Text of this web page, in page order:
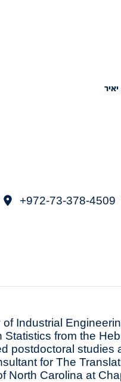
972-73-378-4509+
Industrial
from the
postdoctoral studies
for The
North Carolina at